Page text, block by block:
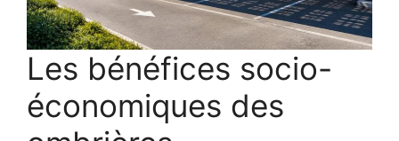
Les bénéfices socio-
économiques des